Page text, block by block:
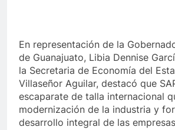
En representación de la
de Guanajuato, Libia Dennise
la Secretaria de Economía del
Villaseñor Aguilar, destacó que
escaparate de talla internacional
modernización de la industria y
desarrollo integral de las